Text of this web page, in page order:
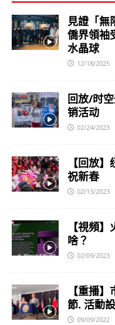
見證「無
僑界領袖
水晶球
12/18/2025
回放/时
销活动
02/24/2023
【回放
祝新春
02/13/2023
【視頻
啥？
02/09/2023
【重播
節. 活動
09/09/2022